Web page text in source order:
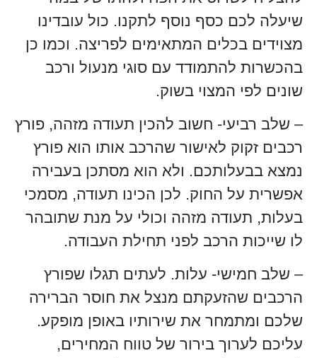
שיעלה לכם כסף נוסף לתקנו. כול עובדינו
מצוידים בכלים המתאימים לפריצה. וכמו כן
בהכשרות להתמודד עם סוגי מנעול ורכב
שונים לפי המצוי בשוק.
– שלב רביעי- חשוב להכין תעודה מזהה, פורץ
רכבים זקוק לאישור שהרכב אותו הוא פורץ
נמצא בבעלותכם. ולא הוא מסתכן בעבירה
אפשרית על החוק. לכן הכינו תעודה, מסמכי
בעלות, תעודה מזהה וכולי על מנת שתובהר
לו שייכות הרכב לפני תחילת העבודה.
– שלב חמישי- עלות. לעתים תגלו שפורץ
הרכבים שהזעקתם מנצל את חוסר הברירה
שלכם ומתמחר את שירותיו באופן מופקע.
עליכם לערוך בירור של טווח המחירים,